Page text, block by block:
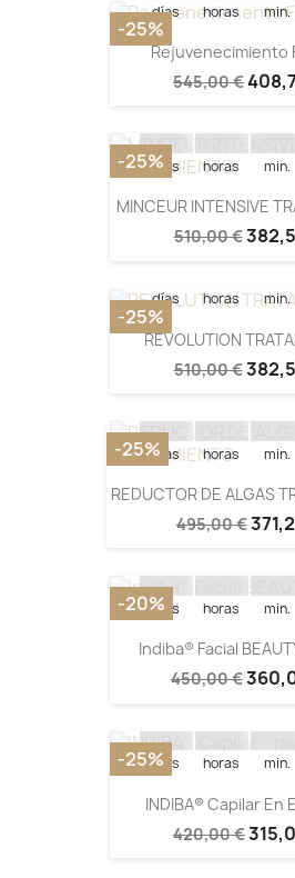
días horas min.
Rejuvenecimiento
545,00 €
-25%
Quedan:
días horas min.
MINCEUR INTENSIVE
510,00 €
-25%
Quedan:
14
días
03
horas
23
min.
REVOLUTION
510,00 €
-25%
Quedan:
días horas min.
REDUCTOR DE ALGAS
495,00 €
-25%
Quedan:
días horas min.
Indiba® Facial
450,00 €
-20%
Quedan:
días horas min.
INDIBA® Capilar En
420,00 €
-25%
Quedan: